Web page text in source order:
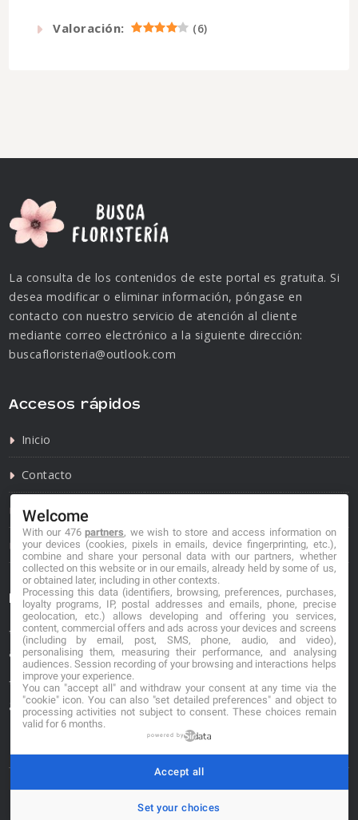
Valoración: (6)
La consulta de los contenidos de este portal es gratuita. Si
desea modificar o eliminar información, póngase en
contacto con nuestro servicio de atención al cliente
mediante correo electrónico a la siguiente dirección:
buscafloristeria@outlook.com
Accesos rápidos
Inicio
Contacto
Política de privacidad
Política de cookies
Información de contacto
*No se garantiza que los datos mostrados estén
actualizados.
** Los precios mostrados son estimaciones y no se
garantiza su veracidad.
© 2026. buscafloristeria.com
Welcome
With our 476partners, we wish to store and access information on
your devices (cookies, pixels in emails, device fingerprinting, etc.),
combine and share your personal data with our partners, whether
collected on this website or in our emails, already held by some of us,
or obtained later, including in other contexts.
Processing this data (identifiers, browsing, preferences, purchases,
loyalty programs, IP, postal addresses and emails, phone, precise
geolocation, etc.) allows developing and offering you services,
content, commercial offers and ads across your devices and screens
(including by email, post, SMS, phone, audio, and video),
personalising them, measuring their performance, and analysing
audiences. Session recording of your browsing and interactions helps
improve your experience.
You can "accept all" and withdraw your consent at any time via the
"cookie" icon. You can also "set detailed preferences" and object to
processing activities not subject to consent. These choices remain
valid for 6 months.
powered by
Set your choices
Accept all